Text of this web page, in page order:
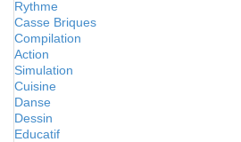
Rythme
Casse Briques
Compilation
Action
Simulation
Cuisine
Danse
Dessin
Educatif